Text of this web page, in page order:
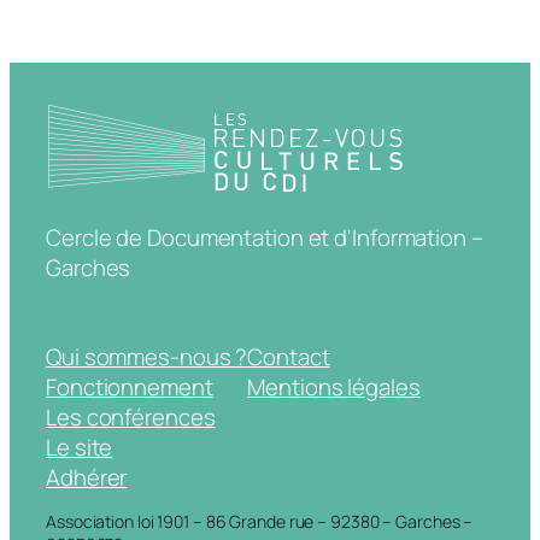
Cercle de Documentation et d'Information –
Garches
Qui sommes-nous ?
Fonctionnement
Les conférences
Le site
Adhérer
Contact
Mentions légales
Association loi 1901 – 86 Grande rue – 92380 – Garches –